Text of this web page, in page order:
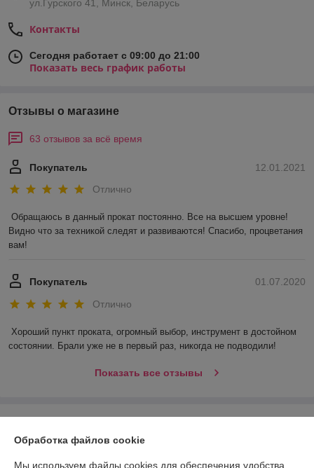
ул.Гурского 41, Минск, Беларусь
Контакты
Сегодня работает с 09:00 до 21:00
Показать весь график работы
Отзывы о магазине
63 отзывов за всё время
12.01.2021
Покупатель
Отлично
Обращаюсь в данный прокат постоянно. Все на высшем уровне!
Видно что за техникой следят и развиваются! Спасибо, процветания
вам!
01.07.2020
Покупатель
Отлично
Хороший пункт проката, огромный выбор, инструмент в достойном
состоянии. Брали уже не в первый раз, никогда не подводили!
Показать все отзывы
О нас
Обработка файлов cookie
Мы используем файлы cookies для обеспечения удобства